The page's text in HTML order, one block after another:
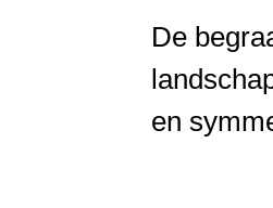
De
en